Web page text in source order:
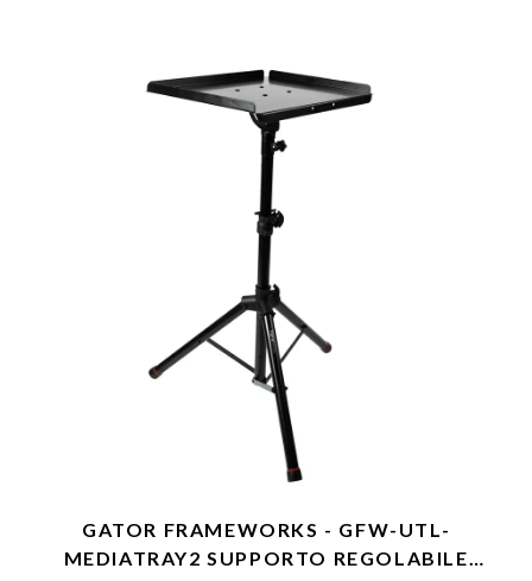
GATOR FRAMEWORKS - GFW-UTL-
MEDIATRAY2 SUPPORTO REGOLABILE